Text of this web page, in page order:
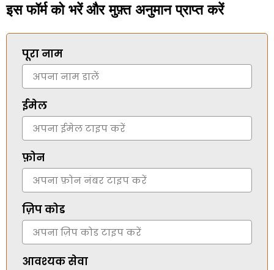
इस फॉर्म को भरें और मुफ़्त अनुमान प्राप्त करें
पूरा नाम
ईमेल
फ़ोन
ज़िप कोड
आवश्यक सेवा